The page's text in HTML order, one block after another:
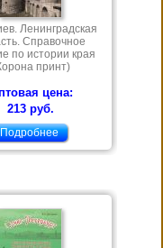
Ленинградская
Справочное
по истории края
принт)
цена:
213 руб.
Подробнее